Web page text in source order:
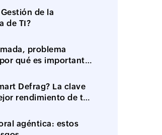
de la
de TI?
problema
qué es importante
Defrag? La clave
rendimiento de tus
agéntica: estos